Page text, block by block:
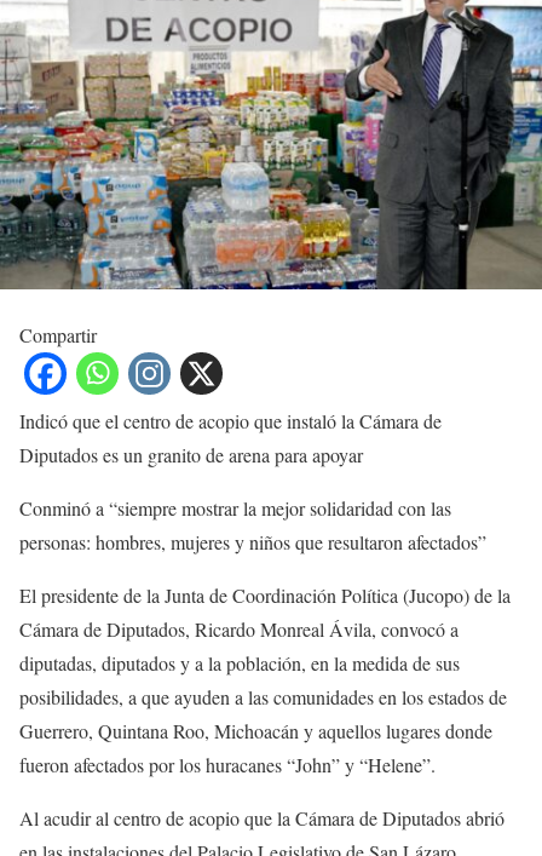
Compartir
Indicó que el centro de acopio que instaló la Cámara de
Diputados es un granito de arena para apoyar
Conminó a “siempre mostrar la mejor solidaridad con las
personas: hombres, mujeres y niños que resultaron afectados”
El presidente de la Junta de Coordinación Política (Jucopo) de la
Cámara de Diputados, Ricardo Monreal Ávila, convocó a
diputadas, diputados y a la población, en la medida de sus
posibilidades, a que ayuden a las comunidades en los estados de
Guerrero, Quintana Roo, Michoacán y aquellos lugares donde
fueron afectados por los huracanes “John” y “Helene”.
Al acudir al centro de acopio que la Cámara de Diputados abrió